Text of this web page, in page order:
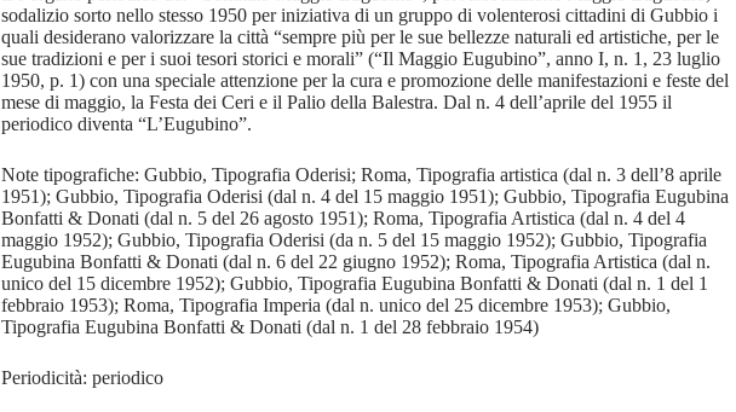
sodalizio sorto nello stesso 1950 per iniziativa di un gruppo di volenterosi cittadini di Gubbio i
quali desiderano valorizzare la città “sempre più per le sue bellezze naturali ed artistiche, per le
sue tradizioni e per i suoi tesori storici e morali” (“Il Maggio Eugubino”, anno I, n. 1, 23 luglio
1950, p. 1) con una speciale attenzione per la cura e promozione delle manifestazioni e feste del
mese di maggio, la Festa dei Ceri e il Palio della Balestra. Dal n. 4 dell’aprile del 1955 il
periodico diventa “L’Eugubino”.
Note tipografiche: Gubbio, Tipografia Oderisi; Roma, Tipografia artistica (dal n. 3 dell’8 aprile
1951); Gubbio, Tipografia Oderisi (dal n. 4 del 15 maggio 1951); Gubbio, Tipografia Eugubina
Bonfatti & Donati (dal n. 5 del 26 agosto 1951); Roma, Tipografia Artistica (dal n. 4 del 4
maggio 1952); Gubbio, Tipografia Oderisi (da n. 5 del 15 maggio 1952); Gubbio, Tipografia
Eugubina Bonfatti & Donati (dal n. 6 del 22 giugno 1952); Roma, Tipografia Artistica (dal n.
unico del 15 dicembre 1952); Gubbio, Tipografia Eugubina Bonfatti & Donati (dal n. 1 del 1
febbraio 1953); Roma, Tipografia Imperia (dal n. unico del 25 dicembre 1953); Gubbio,
Tipografia Eugubina Bonfatti & Donati (dal n. 1 del 28 febbraio 1954)
Periodicità: periodico